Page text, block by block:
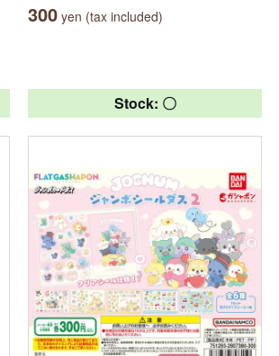
300 yen (tax included)
Stock: 〇